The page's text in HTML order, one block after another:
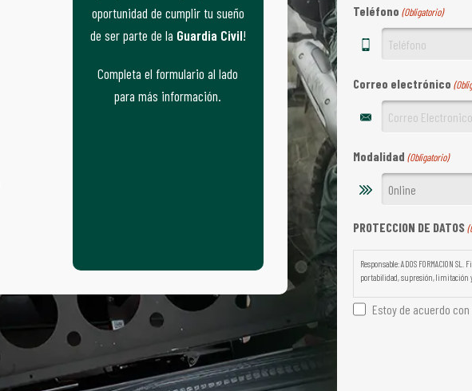
oportunidad de cumplir tu sueño
de ser parte de la Guardia Civil!
Completa el formulario al lado
para más información.
Teléfono (Obligatorio)
Correo electrónico
Modalidad (Obligatorio)
PROTECCION DE DATOS
Responsable: ADOS FORMACION
portabilidad, supresión, limitación y
Estoy de acuerdo